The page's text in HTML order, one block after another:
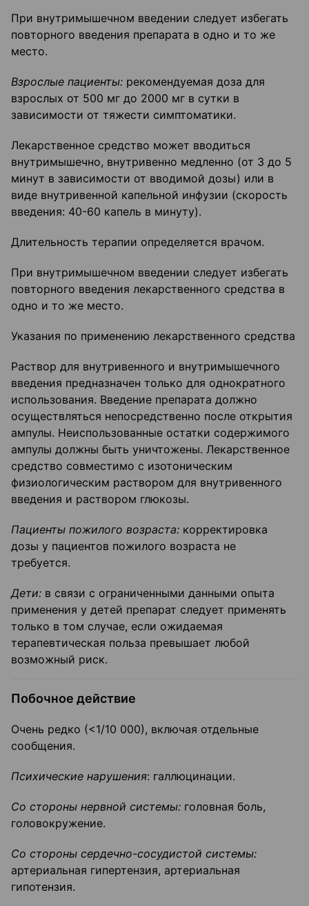
При внутримышечном введении следует избегать
повторного введения препарата в одно и то же
место.
Взрослые пациенты: рекомендуемая доза для
взрослых от 500 мг до 2000 мг в сутки в
зависимости от тяжести симптоматики.
Лекарственное средство может вводиться
внутримышечно, внутривенно медленно (от 3 до 5
минут в зависимости от вводимой дозы) или в
виде внутривенной капельной инфузии (скорость
введения: 40-60 капель в минуту).
Длительность терапии определяется врачом.
При внутримышечном введении следует избегать
повторного введения лекарственного средства в
одно и то же место.
Указания по применению лекарственного средства
Раствор для внутривенного и внутримышечного
введения предназначен только для однократного
использования. Введение препарата должно
осуществляться непосредственно после открытия
ампулы. Неиспользованные остатки содержимого
ампулы должны быть уничтожены. Лекарственное
средство совместимо с изотоническим
физиологическим раствором для внутривенного
введения и раствором глюкозы.
Пациенты пожилого возраста: корректировка
дозы у пациентов пожилого возраста не
требуется.
Дети: в связи с ограниченными данными опыта
применения у детей препарат следует применять
только в том случае, если ожидаемая
терапевтическая польза превышает любой
возможный риск.
Побочное действие
Очень редко (<1/10 000), включая отдельные
сообщения.
Психические нарушения: галлюцинации.
Со стороны нервной системы: головная боль,
головокружение.
Со стороны сердечно-сосудистой системы:
артериальная гипертензия, артериальная
гипотензия.